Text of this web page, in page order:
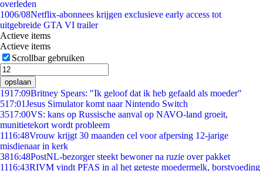
overleden
1006/08Netflix-abonnees krijgen exclusieve early access tot
uitgebreide GTA VI trailer
Actieve items
Actieve items
Scrollbar gebruiken
opslaan
1917:09Britney Spears: "Ik geloof dat ik heb gefaald als moeder"
517:01Jesus Simulator komt naar Nintendo Switch
3517:00VS: kans op Russische aanval op NAVO-land groeit,
munitietekort wordt probleem
1116:48Vrouw krijgt 30 maanden cel voor afpersing 12-jarige
misdienaar in kerk
3816:48PostNL-bezorger steekt bewoner na ruzie over pakket
1116:43RIVM vindt PFAS in al het geteste moedermelk, borstvoeding